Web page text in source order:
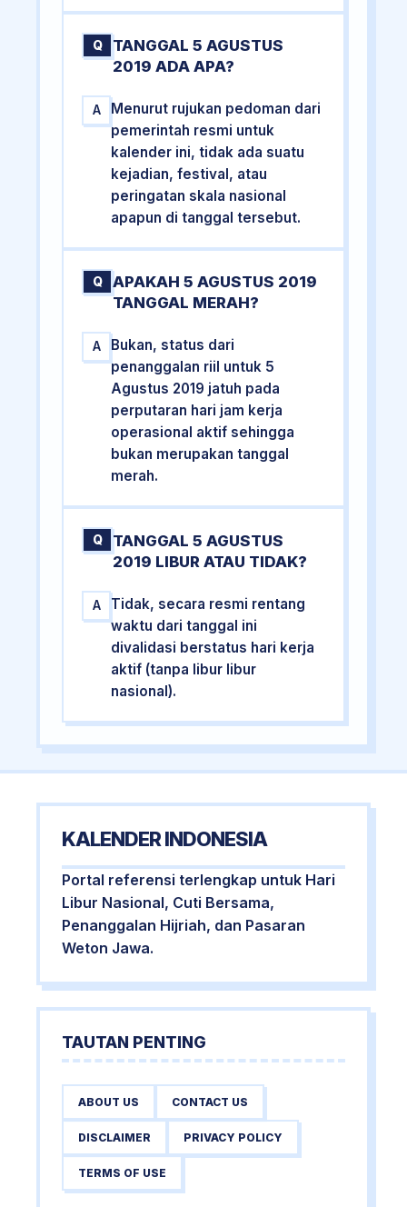
Q
TANGGAL 5 AGUSTUS
2019 ADA APA?
A
Menurut rujukan pedoman dari
pemerintah resmi untuk
kalender ini, tidak ada suatu
kejadian, festival, atau
peringatan skala nasional
apapun di tanggal tersebut.
Q
APAKAH 5 AGUSTUS 2019
TANGGAL MERAH?
A
Bukan, status dari
penanggalan riil untuk 5
Agustus 2019 jatuh pada
perputaran hari jam kerja
operasional aktif sehingga
bukan merupakan tanggal
merah.
Q
TANGGAL 5 AGUSTUS
2019 LIBUR ATAU TIDAK?
A
Tidak, secara resmi rentang
waktu dari tanggal ini
divalidasi berstatus hari kerja
aktif (tanpa libur libur
nasional).
KALENDER INDONESIA
Portal referensi terlengkap untuk Hari
Libur Nasional, Cuti Bersama,
Penanggalan Hijriah, dan Pasaran
Weton Jawa.
TAUTAN PENTING
ABOUT US CONTACT US
DISCLAIMER PRIVACY POLICY
TERMS OF USE